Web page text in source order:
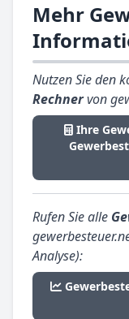
Mehr
Nutzen Sie den
Rechnervon
Ihre
Rufen Sie alle
Analyse):